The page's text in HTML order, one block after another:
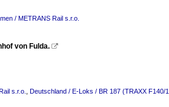
/ METRANS Rail s.r.o.
von Fulda. 
s.r.o. Deutschland / E-Loks / BR 187 (TRAXX F140/